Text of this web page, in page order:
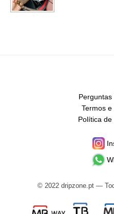
Termos
Política
© 2022 dripzone.pt —